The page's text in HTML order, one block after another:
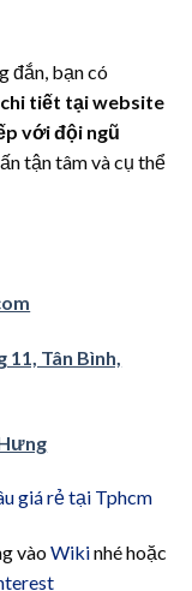
đắn, bạn có
tiết tại website
với đội ngũ
tận tâm và cụ thể
Tân Bình,
giá rẻ tại Tphcm
vàoWikinhé hoặc